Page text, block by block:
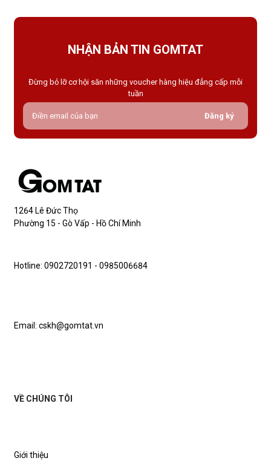
NHẬN BẢN TIN GOMTAT
Đừng bỏ lỡ cơ hội săn những voucher hàng hiệu đẳng cấp mỗi
tuần
Đăng ký
1264 Lê Đức Thọ
Phường 15 - Gò Vấp - Hồ Chí Minh
Hotline: 0902720191 - 0985006684
Email: cskh@gomtat.vn
VỀ CHÚNG TÔI
Giới thiệu